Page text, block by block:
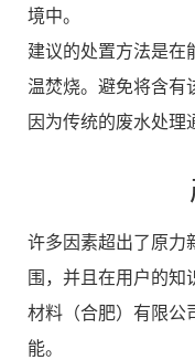
境中。
建议的处置方法是在
温焚烧。避免将含有
因为传统的废水处理
许多因素超出了原力
围，并且在用户的知
材料（合肥）有限公
能。